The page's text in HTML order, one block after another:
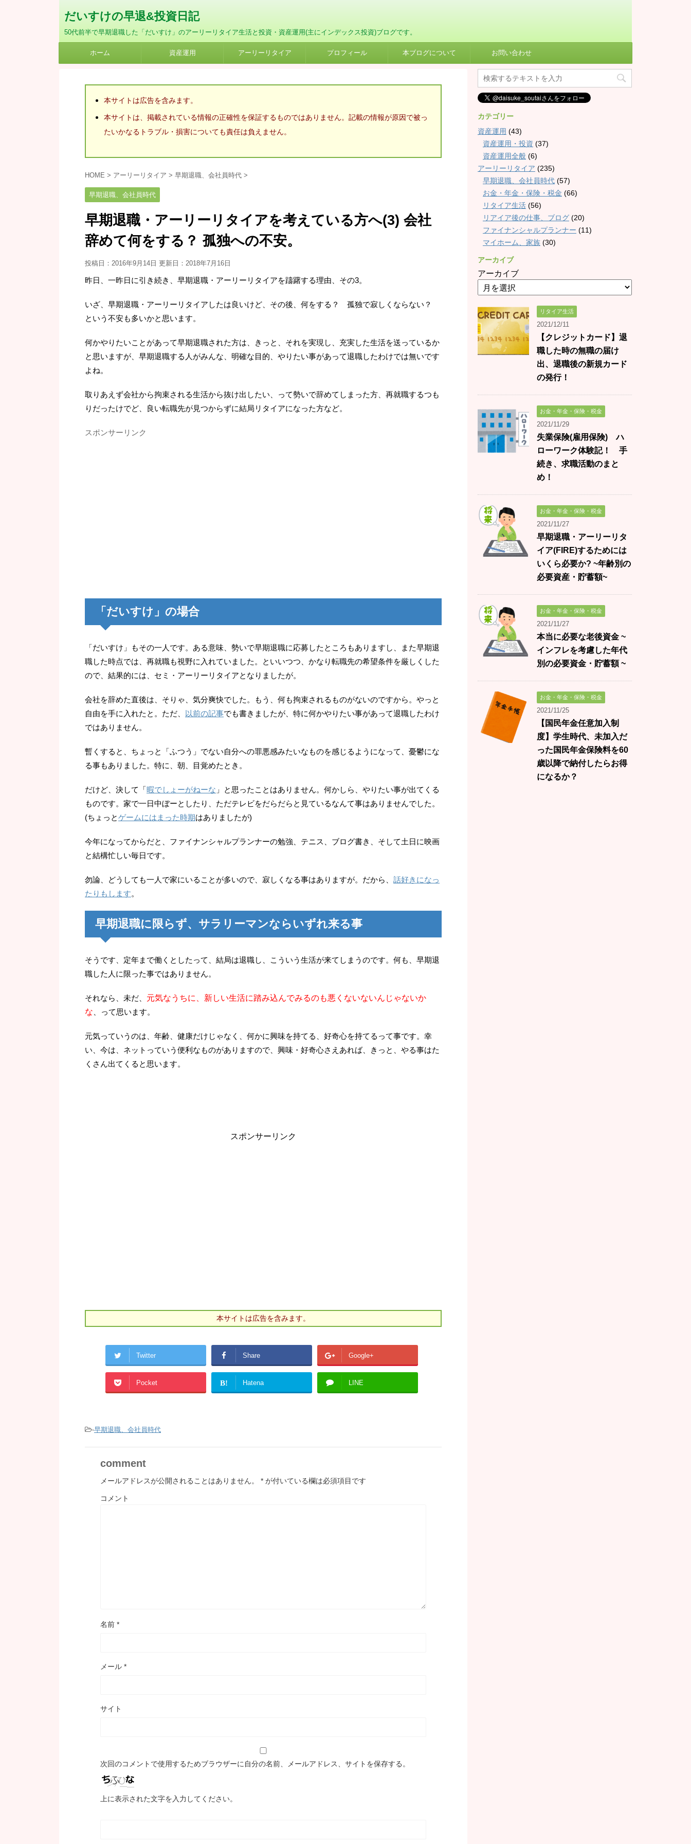
だいすけの早退&投資日記
50代前半で早期退職した「だいすけ」のアーリーリタイア生活と投資・資産運用(主にインデックス投資)ブログです。
ホーム 資産運用 アーリーリタイア プロフィール 本ブログについて お問い合わせ
本サイトは広告を含みます。
本サイトは、掲載されている情報の正確性を保証するものではありません。記載の情報が原因で被っ
たいかなるトラブル・損害についても責任は負えません。
HOME > アーリーリタイア > 早期退職、会社員時代 >
早期退職、会社員時代
早期退職・アーリーリタイアを考えている方へ(3) 会社
辞めて何をする？ 孤独への不安。
投稿日：2016年9月14日 更新日： 2018年7月16日
昨日、一昨日に引き続き、早期退職・アーリーリタイアを躊躇する理由、その3。
いざ、早期退職・アーリーリタイアしたは良いけど、その後、何をする？ 孤独で寂しくならない？
という不安も多いかと思います。
何かやりたいことがあって早期退職された方は、きっと、それを実現し、充実した生活を送っているか
と思いますが、早期退職する人がみんな、明確な目的、やりたい事があって退職したわけでは無いです
よね。
取りあえず会社から拘束される生活から抜け出したい、って勢いで辞めてしまった方、再就職するつも
りだったけでど、良い転職先が見つからずに結局リタイアになった方など。
スポンサーリンク
「だいすけ」の場合
「だいすけ」もその一人です。ある意味、勢いで早期退職に応募したところもありますし、また早期退
職した時点では、再就職も視野に入れていました。といいつつ、かなり転職先の希望条件を厳しくした
ので、結果的には、セミ・アーリーリタイアとなりましたが。
会社を辞めた直後は、そりゃ、気分爽快でした。もう、何も拘束されるものがないのですから。やっと
自由を手に入れたと。ただ、
以前の記事でも書きましたが、特に何かやりたい事があって退職したわけ
ではありません。
暫くすると、ちょっと「ふつう」でない自分への罪悪感みたいなものを感じるようになって、憂鬱にな
る事もありました。特に、朝、目覚めたとき。
だけど、決して「暇でしょーがねーな 」と思ったことはありません。何かしら、やりたい事が出てくる
ものです。家で一日中ぼーとしたり、ただテレビをだらだらと見ているなんて事はありませんでした。
(ちょっとゲームにはまった時期はありましたが)
今年になってからだと、ファイナンシャルプランナーの勉強、テニス、ブログ書き、そして土日に映画
と結構忙しい毎日です。
勿論、どうしても一人で家にいることが多いので、寂しくなる事はありますが。だから、 話好きになっ
たりもします。
早期退職に限らず、サラリーマンならいずれ来る事
そうです、定年まで働くとしたって、結局は退職し、こういう生活が来てしまうのです。何も、早期退
職した人に限った事ではありません。
それなら、未だ、 元気なうちに、新しい生活に踏み込んでみるのも悪くないないんじゃないか
な 、って思います。
元気っていうのは、年齢、健康だけじゃなく、何かに興味を持てる、好奇心を持てるって事です。幸
い、今は、ネットっていう便利なものがありますので、興味・好奇心さえあれば、きっと、やる事はた
くさん出てくると思います。
スポンサーリンク
本サイトは広告を含みます。
Twitter Share Google+
Pocket B! Hatena LINE
-早期退職、会社員時代
comment
メールアドレスが公開されることはありません。 * が付いている欄は必須項目です
コメント
名前 *
メール *
サイト
次回のコメントで使用するためブラウザーに自分の名前、メールアドレス、サイトを保存する。
上に表示された文字を入力してください。
カテゴリー
資産運用 (43)
資産運用・投資 (37)
資産運用全般 (6)
アーリーリタイア (235)
早期退職、会社員時代 (57)
お金・年金・保険・税金 (66)
リタイア生活 (56)
リアイア後の仕事、ブログ (20)
ファイナンシャルプランナー (11)
マイホーム、家族 (30)
アーカイブ
アーカイブ
リタイア生活
2021/12/11
【クレジットカード】退
職した時の無職の届け
出、退職後の新規カード
の発行！
お金・年金・保険・税金
2021/11/29
失業保険(雇用保険) ハ
ローワーク体験記！ 手
続き、求職活動のまと
め！
お金・年金・保険・税金
2021/11/27
早期退職・アーリーリタ
イア(FIRE)するためには
いくら必要か? ~年齢別の
必要資産・貯蓄額~
お金・年金・保険・税金
2021/11/27
本当に必要な老後資金 ~
インフレを考慮した年代
別の必要資金・貯蓄額 ~
お金・年金・保険・税金
2021/11/25
【国民年金任意加入制
度】学生時代、未加入だ
った国民年金保険料を60
歳以降で納付したらお得
になるか？